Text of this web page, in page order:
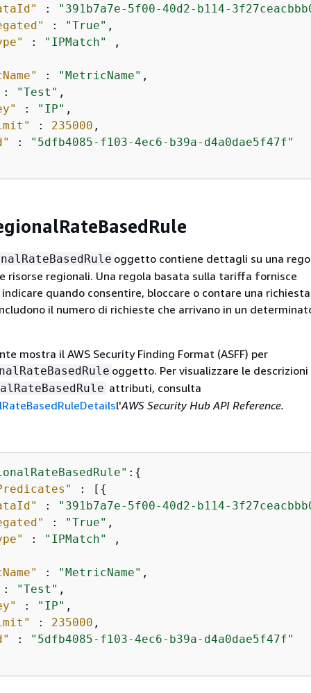
: "391b7a7e-5f00-40d2-b114-
: "True" ,
: "IPMatch" ,
: "MetricName" ,
"Test" ,
: "IP" ,
: 235000 ,
: "5dfb4085-f103-4ec6-b39a-d4a0dae5f47f"
oggetto contiene dettagli su una
risorse regionali. Una regola basata sulla tariffa fornisce
quando consentire, bloccare o contare una
il numero di richieste che arrivano in un
mostra il AWS Security Finding Format (ASFF) per
oggetto. Per visualizzare le
attributi, consulta
l'AWS Security Hub API Reference.
: {
: [ {
: "391b7a7e-5f00-40d2-b114-
: "True" ,
: "IPMatch" ,
: "MetricName" ,
"Test" ,
: "IP" ,
: 235000 ,
: "5dfb4085-f103-4ec6-b39a-d4a0dae5f47f"